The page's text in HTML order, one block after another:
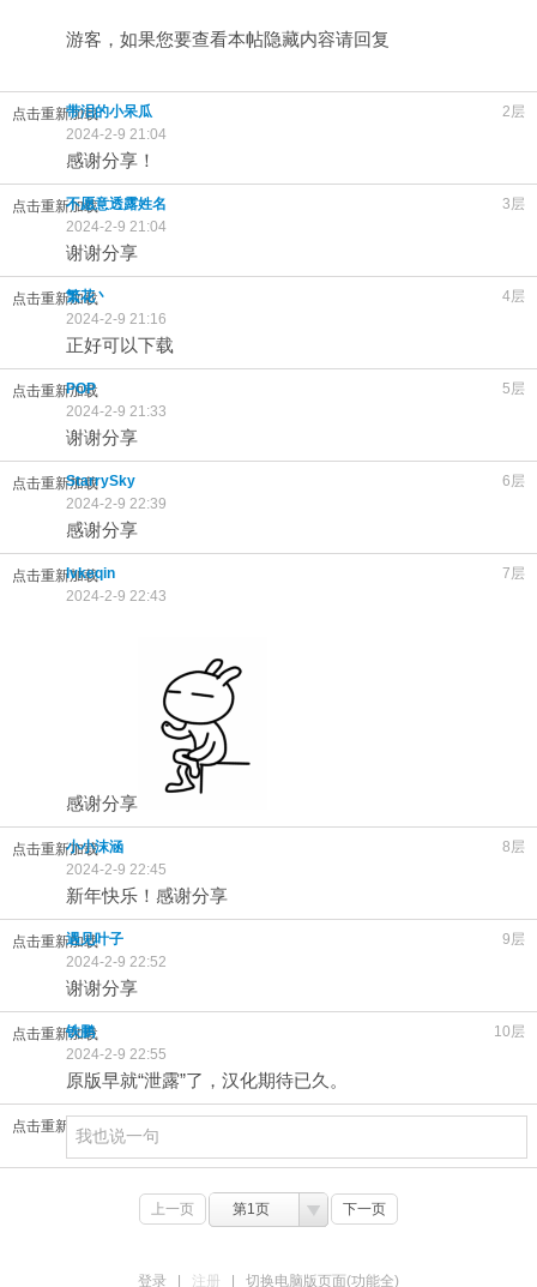
游客，如果您要查看本帖隐藏内容请回复
点击重新加载 2层
带泪的小呆瓜
2024-2-9 21:04
感谢分享！
点击重新加载 3层
不愿意透露姓名
2024-2-9 21:04
谢谢分享
点击重新加载 4层
繁花丶
2024-2-9 21:16
正好可以下载
点击重新加载 5层
POP
2024-2-9 21:33
谢谢分享
点击重新加载 6层
StarrySky
2024-2-9 22:39
感谢分享
点击重新加载 7层
lvkeqin
2024-2-9 22:43
感谢分享
点击重新加载 8层
小小沫涵
2024-2-9 22:45
新年快乐！感谢分享
点击重新加载 9层
遇见叶子
2024-2-9 22:52
谢谢分享
点击重新加载 10层
铁鹏
2024-2-9 22:55
原版早就“泄露”了，汉化期待已久。
点击重新加载
上一页 第1页 下一页
登录 注册 切换电脑版页面(功能全)